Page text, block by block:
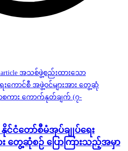
ငံတော်စီမံအုပ်ချုပ်ရေး
း တွေ့ဆုံစဉ် ပြောကြားသည့်အမှာ